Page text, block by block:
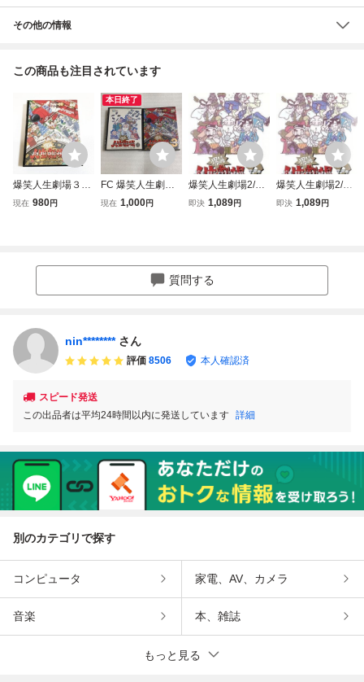
その他の情報
この商品も注目されています
爆笑人生劇場３
【箱・説明書付
現在 980円
本日終了
FC 爆笑人生劇場
＋爆笑人生劇場3
現在 1,000円
爆笑人生劇場2/フ
ァミコン
即決 1,089円
爆笑人生劇場2/フ
ァミコン
即決 1,089円
質問する
nin******** さん
評価 8506 本人確認済
スピード発送
この出品者は平均24時間以内に発送しています 詳細
別のカテゴリで探す
コンピュータ 家電、AV、カメラ
音楽 本、雑誌
もっと見る